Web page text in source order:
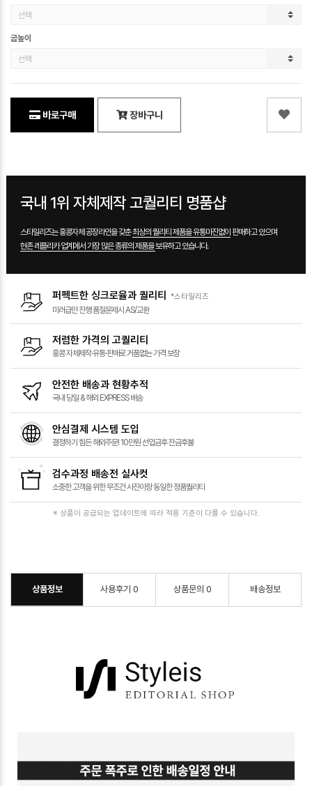
굽높이
바로구매 장바구니
국내 1위 자체제작 고퀄리티 명품샵
스타일리즈는 홍콩자체 공장라인을 갖춘최상의 퀄리티 제품을 유통마진없이 판매하고 있으며
현존 레플리카 업계에서 가장 많은 종류의 제품을보유하고 있습니다.
퍼펙트한 싱크로율과 퀄리티 *스타일리즈
미러급만 진행품질문제시 AS/교환
저렴한 가격의 고퀄리티
홍콩 자체제작·유통·판매로거품없는 가격 보장
안전한 배송과 현황추적
국내 당일 &해외 EXPRESS 배송
안심결제 시스템 도입
결정하기 힘든 해외주문! 10만원 선입금후 잔금후불
검수과정 배송전 실사컷
소중한 고객을 위한무조건 사진이랑 동일한 정품퀄리티
※ 상품이 공급되는 업데이트에 따라 적용 기준이 다를 수 있습니다.
상품정보 사용후기 0 상품문의 0 배송정보